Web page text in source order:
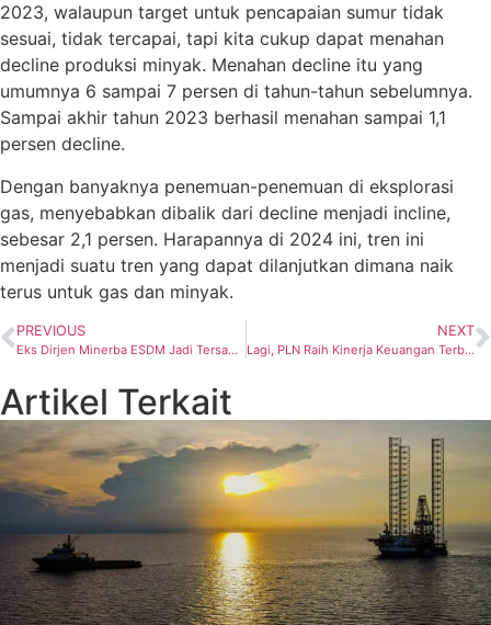
2023, walaupun target untuk pencapaian sumur tidak
sesuai, tidak tercapai, tapi kita cukup dapat menahan
decline produksi minyak. Menahan decline itu yang
umumnya 6 sampai 7 persen di tahun-tahun sebelumnya.
Sampai akhir tahun 2023 berhasil menahan sampai 1,1
persen decline.
Dengan banyaknya penemuan-penemuan di eksplorasi
gas, menyebabkan dibalik dari decline menjadi incline,
sebesar 2,1 persen. Harapannya di 2024 ini, tren ini
menjadi suatu tren yang dapat dilanjutkan dimana naik
terus untuk gas dan minyak.
PREVIOUS
Eks Dirjen Minerba ESDM Jadi Tersangka Baru Kasus Timah
NEXT
Lagi, PLN Raih Kinerja Keuangan Terbaik Sepanjang Sejarah pada Tahun 2023
Artikel Terkait